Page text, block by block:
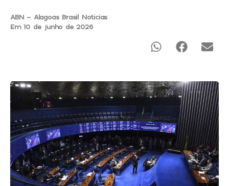
ABN - Alagoas Brasil Noticias
Em 10 de junho de 2026